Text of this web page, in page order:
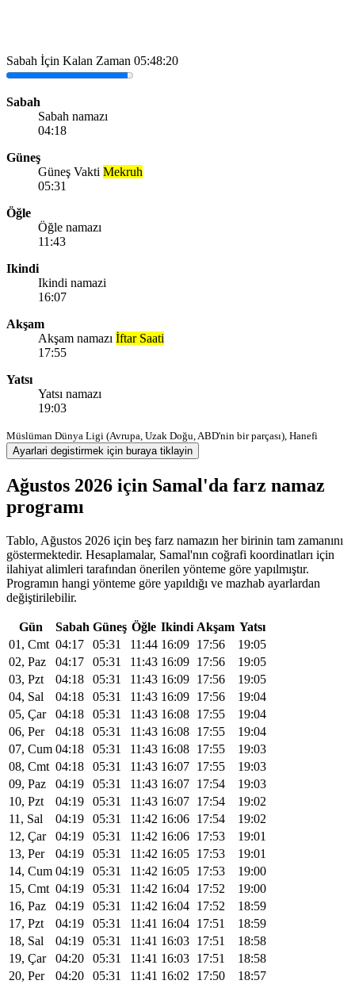
Sabah İçin Kalan Zaman 05:48:20
Sabah
Sabah namazı
04:18
Güneş
Güneş Vakti Mekruh
05:31
Öğle
Öğle namazı
11:43
Ikindi
Ikindi namazi
16:07
Akşam
Akşam namazı İftar Saati
17:55
Yatsı
Yatsı namazı
19:03
Müslüman Dünya Ligi (Avrupa, Uzak Doğu, ABD'nin bir parçası), Hanefi
Ayarlari degistirmek için buraya tiklayin
Ağustos 2026 için Samal'da farz namaz
programı
Tablo, Ağustos 2026 için beş farz namazın her birinin tam zamanını
göstermektedir. Hesaplamalar, Samal'nın coğrafi koordinatları için
ilahiyat alimleri tarafından önerilen yönteme göre yapılmıştır.
Programın hangi yönteme göre yapıldığı ve mazhab ayarlardan
değiştirilebilir.
Gün Sabah Güneş Öğle Ikindi Akşam Yatsı
01, Cmt 04:17 05:31 11:44 16:09 17:56
19:05
02, Paz
04:17 05:31 11:43 16:09 17:56
19:05
03, Pzt
04:18 05:31 11:43 16:09 17:56
19:05
04, Sal
04:18 05:31 11:43 16:09 17:56
19:04
05, Çar
04:18 05:31 11:43 16:08 17:55
19:04
06, Per
04:18 05:31 11:43 16:08 17:55
19:04
07, Cum 04:18 05:31 11:43 16:08 17:55
19:03
08, Cmt 04:18 05:31 11:43 16:07 17:55
19:03
09, Paz
04:19 05:31 11:43 16:07 17:54
19:03
10, Pzt
04:19 05:31 11:43 16:07 17:54
19:02
11, Sal
04:19 05:31 11:42 16:06 17:54
19:02
12, Çar
04:19 05:31 11:42 16:06 17:53
19:01
13, Per
04:19 05:31 11:42 16:05 17:53
19:01
14, Cum 04:19 05:31 11:42 16:05 17:53
19:00
15, Cmt 04:19 05:31 11:42 16:04 17:52
19:00
16, Paz
04:19 05:31 11:42 16:04 17:52
18:59
17, Pzt
04:19 05:31 11:41 16:04 17:51
18:59
18, Sal
04:19 05:31 11:41 16:03 17:51
18:58
19, Çar
04:20 05:31 11:41 16:03 17:51
18:58
20, Per
04:20 05:31 11:41 16:02 17:50
18:57